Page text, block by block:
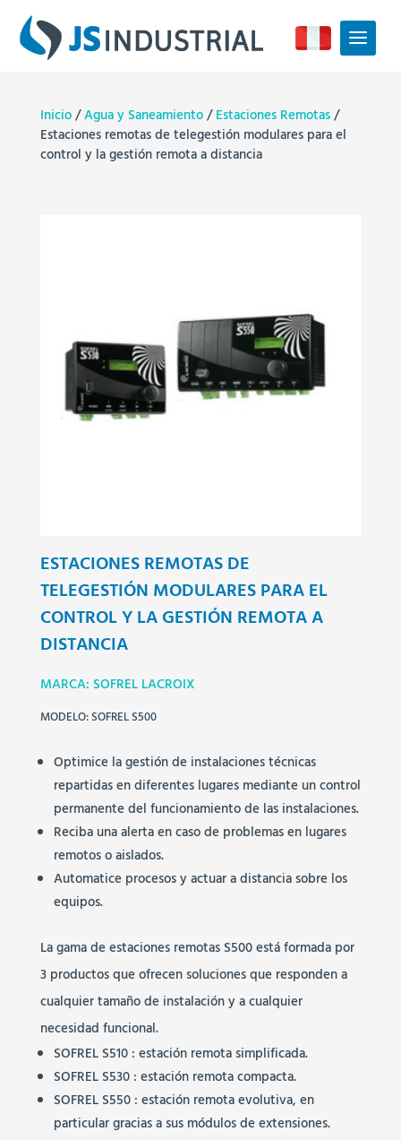
Inicio/Agua y Saneamiento/Estaciones Remotas/
Estaciones remotas de telegestión modulares para el
control y la gestión remota a distancia
ESTACIONES REMOTAS DE
TELEGESTIÓN MODULARES PARA EL
CONTROL Y LA GESTIÓN REMOTA A
DISTANCIA
MARCA: SOFREL LACROIX
MODELO: SOFREL S500
Optimice la gestión de instalaciones técnicas
repartidas en diferentes lugares mediante un control
permanente del funcionamiento de las instalaciones.
Reciba una alerta en caso de problemas en lugares
remotos o aislados.
Automatice procesos y actuar a distancia sobre los
equipos.
La gama de estaciones remotas S500 está formada por
3 productos que ofrecen soluciones que responden a
cualquier tamaño de instalación y a cualquier
necesidad funcional.
SOFREL S510 : estación remota simplificada.
SOFREL S530 : estación remota compacta.
SOFREL S550 : estación remota evolutiva, en
particular gracias a sus módulos de extensiones.